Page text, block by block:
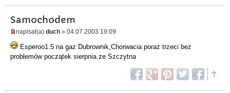
Samochodem
napisał(a) duch » 04.07.2003 19:09
Esperoo1.5 na gaz Dubrownik,Chorwacia poraz trzeci bez
problemów początek sierpnia ze Szczytna